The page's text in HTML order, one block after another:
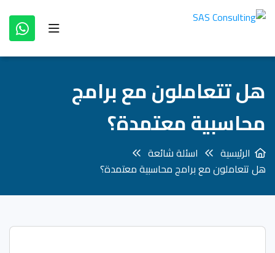
هل تتعاملون مع برامج
محاسبية معتمدة؟
الرئيسية
اسئلة شائعة
هل تتعاملون مع برامج محاسبية معتمدة؟